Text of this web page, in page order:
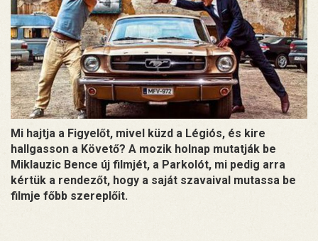
Mi hajtja a Figyelőt, mivel küzd a Légiós, és kire
hallgasson a Követő? A mozik holnap mutatják be
Miklauzic Bence új filmjét, a Parkolót, mi pedig arra
kértük a rendezőt, hogy a saját szavaival mutassa be
filmje főbb szereplőit.